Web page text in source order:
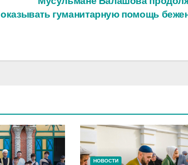
оказывать гуманитарную помощь
НОВОСТИ